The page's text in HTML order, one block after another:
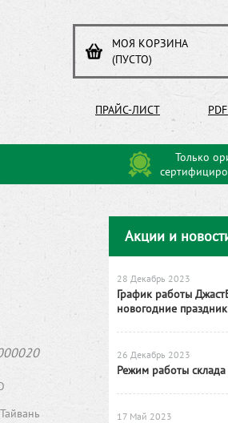
МОЯ КОРЗИНА
(ПУСТО)
ПРАЙС-ЛИСТ
Только
Тайвань
Акции и
28 Декабрь 2023
График работы
новогодние
26 Декабрь 2023
Режим работы
17 Май 2023